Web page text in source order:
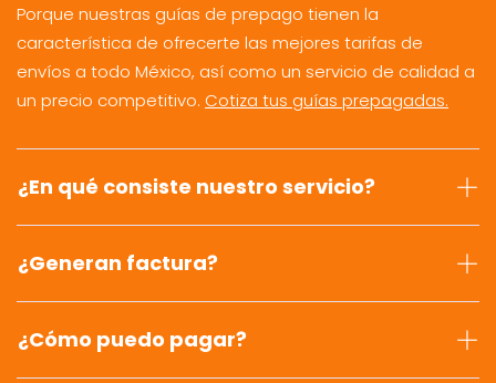
Porque nuestras guías de prepago tienen la
característica de ofrecerte las mejores tarifas de
envíos a todo México, así como un servicio de calidad a
un precio competitivo. Cotiza tus guías prepagadas.
¿En qué consiste nuestro servicio?
¿Generan factura?
¿Cómo puedo pagar?